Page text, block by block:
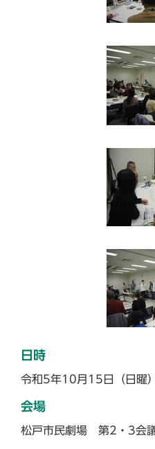
日時
令和5年10月15日（日曜
会場
松戸市民劇場 第2・3会